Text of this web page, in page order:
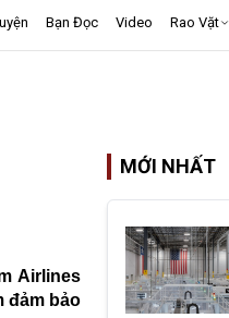
Bạn Đọc Video Rao Vặt
Airlines
đảm bảo
MỚI NHẤT